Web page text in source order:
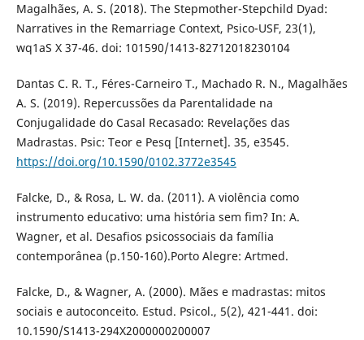
Magalhães, A. S. (2018). The Stepmother-Stepchild Dyad:
Narratives in the Remarriage Context, Psico-USF, 23(1),
wq1aS X 37-46. doi: 101590/1413-82712018230104
Dantas C. R. T., Féres-Carneiro T., Machado R. N., Magalhães
A. S. (2019). Repercussões da Parentalidade na
Conjugalidade do Casal Recasado: Revelações das
Madrastas. Psic: Teor e Pesq [Internet]. 35, e3545.
https://doi.org/10.1590/0102.3772e3545
Falcke, D., & Rosa, L. W. da. (2011). A violência como
instrumento educativo: uma história sem fim? In: A.
Wagner, et al. Desafios psicossociais da família
contemporânea (p.150-160).Porto Alegre: Artmed.
Falcke, D., & Wagner, A. (2000). Mães e madrastas: mitos
sociais e autoconceito. Estud. Psicol., 5(2), 421-441. doi:
10.1590/S1413-294X2000000200007